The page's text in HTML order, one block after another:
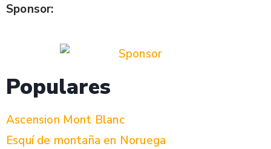
Sponsor:
Populares
Ascension Mont Blanc
Esquí de montaña en Noruega